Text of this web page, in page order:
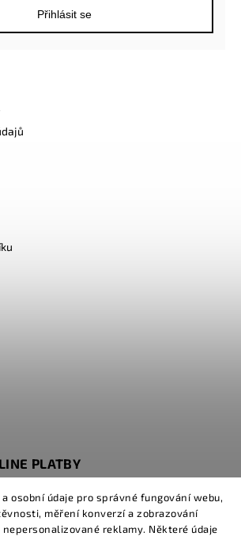
a osobní údaje pro správné fungování webu,
měření konverzí a zobrazování
reklamy. Některé údaje
Přihlásit se
PLATBY